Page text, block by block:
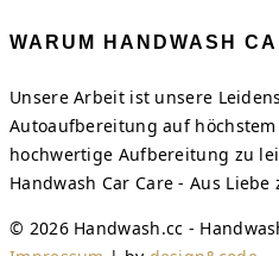
WARUM HANDWASH
Unsere Arbeit ist unsere
Autoaufbereitung auf
hochwertige Aufbereitung zu
Handwash Car Care - Aus Liebe
© 2026 Handwash.cc -